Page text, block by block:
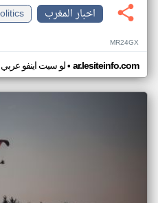
اخبار المغرب
MR24GX
لو سيت اينفو عربي• ar.lesiteinfo.com